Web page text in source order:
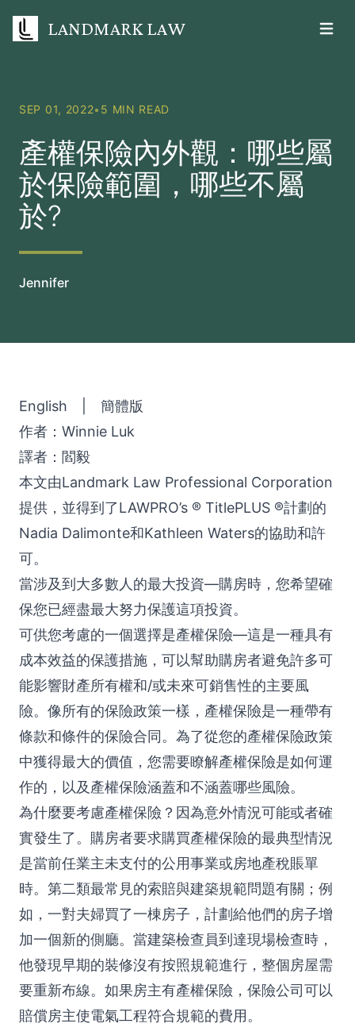
LANDMARK LAW Open
SEP 01, 2022• 5 MIN READ
產權保險內外觀：哪些屬
於保險範圍，哪些不屬
於?
Jennifer
English
簡體版
作者：Winnie Luk
譯者：閻毅
本文由Landmark Law Professional Corporation
提供，並得到了LAWPRO’s ® TitlePLUS ®計劃的
Nadia Dalimonte和Kathleen Waters的協助和許
可。
當涉及到大多數人的最大投資—購房時，您希望確
保您已經盡最大努力保護這項投資。
可供您考慮的一個選擇是產權保險—這是一種具有
成本效益的保護措施，可以幫助購房者避免許多可
能影響財產所有權和/或未來可銷售性的主要風
險。像所有的保險政策一樣，產權保險是一種帶有
條款和條件的保險合同。為了從您的產權保險政策
中獲得最大的價值，您需要瞭解產權保險是如何運
作的，以及產權保險涵蓋和不涵蓋哪些風險。
為什麼要考慮產權保險？因為意外情況可能或者確
實發生了。購房者要求購買產權保險的最典型情況
是當前任業主未支付的公用事業或房地產稅賬單
時。第二類最常見的索賠與建築規範問題有關；例
如，一對夫婦買了一棟房子，計劃給他們的房子增
加一個新的側廳。當建築檢查員到達現場檢查時，
他發現早期的裝修沒有按照規範進行，整個房屋需
要重新布線。如果房主有產權保險，保險公司可以
賠償房主使電氣工程符合規範的費用。